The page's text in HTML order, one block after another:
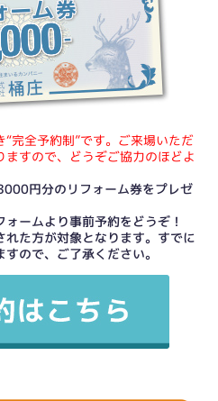
完全予約制”です。ご来場いただ
すので、どうぞご協力のほどよ
円分のリフォーム券をプレゼ
ームより事前予約をどうぞ！
た方が対象となります。すでに
ので、ご了承ください。